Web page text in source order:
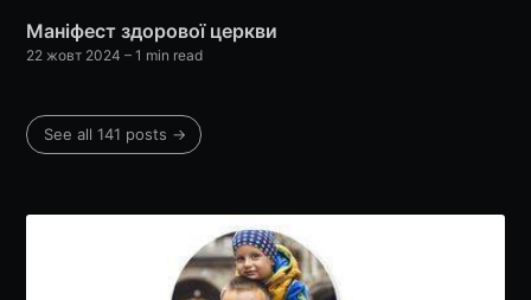
Маніфест здорової церкви
22 жовт 2024 – 1 min read
See all 141 posts →